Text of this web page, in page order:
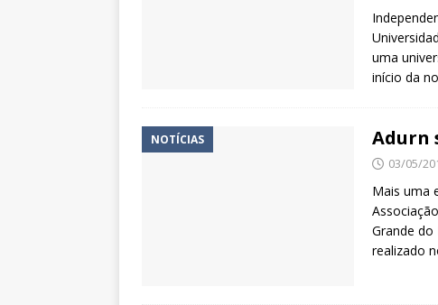
uma
início da
NOTÍCIAS Adurn
03/05/
Mais uma
Grande
realizado